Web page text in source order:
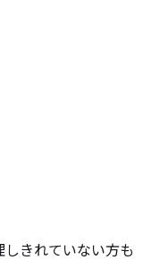
きれていない方も